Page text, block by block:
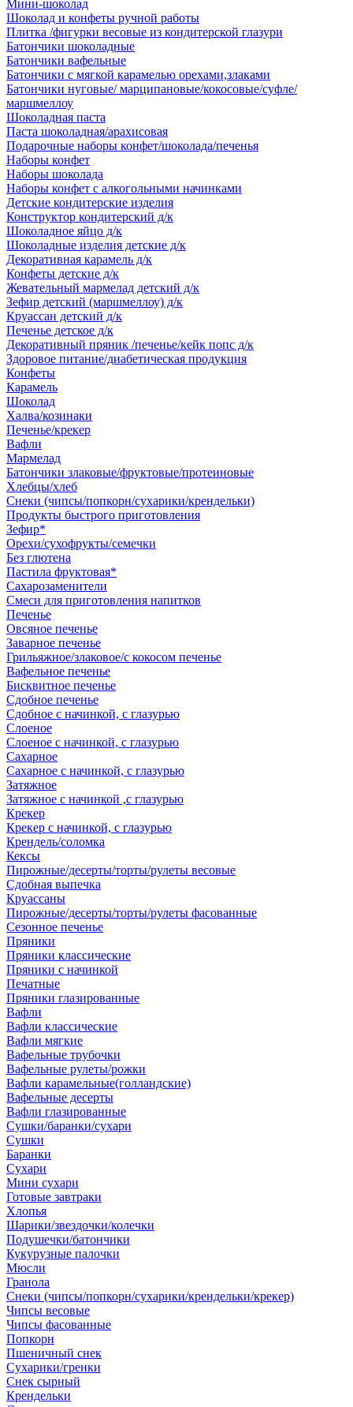
Мини-шоколад
Шоколад и конфеты ручной работы
Плитка /фигурки весовые из кондитерской глазури
Батончики шоколадные
Батончики вафельные
Батончики с мягкой карамелью орехами,злаками
Батончики нуговые/ марципановые/кокосовые/суфле/
маршмеллоу
Шоколадная паста
Паста шоколадная/арахисовая
Подарочные наборы конфет/шоколада/печенья
Наборы конфет
Наборы шоколада
Наборы конфет с алкогольными начинками
Детские кондитерские изделия
Конструктор кондитерский д/к
Шоколадное яйцо д/к
Шоколадные изделия детские д/к
Декоративная карамель д/к
Конфеты детские д/к
Жевательный мармелад детский д/к
Зефир детский (маршмеллоу) д/к
Круассан детский д/к
Печенье детское д/к
Декоративный пряник /печенье/кейк попс д/к
Здоровое питание/диабетическая продукция
Конфеты
Карамель
Шоколад
Халва/козинаки
Печенье/крекер
Вафли
Мармелад
Батончики злаковые/фруктовые/протеиновые
Хлебцы/хлеб
Снеки (чипсы/попкорн/сухарики/крендельки)
Продукты быстрого приготовления
Зефир*
Орехи/сухофрукты/семечки
Без глютена
Пастила фруктовая*
Сахарозаменители
Смеси для приготовления напитков
Печенье
Овсяное печенье
Заварное печенье
Грильяжное/злаковое/с кокосом печенье
Вафельное печенье
Бисквитное печенье
Сдобное печенье
Сдобное с начинкой, с глазурью
Слоеное
Слоеное с начинкой, с глазурью
Сахарное
Сахарное с начинкой, с глазурью
Затяжное
Затяжное с начинкой ,с глазурью
Крекер
Крекер с начинкой, с глазурью
Крендель/соломка
Кексы
Пирожные/десерты/торты/рулеты весовые
Сдобная выпечка
Круассаны
Пирожные/десерты/торты/рулеты фасованные
Сезонное печенье
Пряники
Пряники классические
Пряники с начинкой
Печатные
Пряники глазированные
Вафли
Вафли классические
Вафли мягкие
Вафельные трубочки
Вафельные рулеты/рожки
Вафли карамельные(голландские)
Вафельные десерты
Вафли глазированные
Сушки/баранки/сухари
Сушки
Баранки
Сухари
Мини сухари
Готовые завтраки
Хлопья
Шарики/звездочки/колечки
Подушечки/батончики
Кукурузные палочки
Мюсли
Гранола
Снеки (чипсы/попкорн/сухарики/крендельки/крекер)
Чипсы весовые
Чипсы фасованные
Попкорн
Пшеничный снек
Сухарики/гренки
Снек сырный
Крендельки